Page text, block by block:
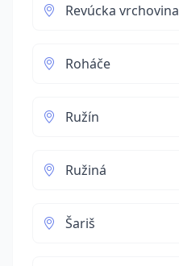
Revúcka vrchovina
Roháče
Ružín
Ružiná
Šariš